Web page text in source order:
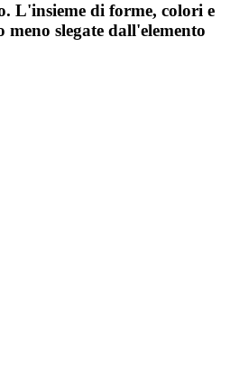
L'insieme di forme, colori e
slegate dall'elemento